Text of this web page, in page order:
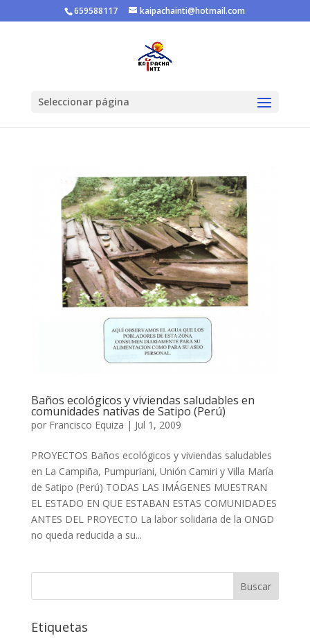
659588117 kaipachainti@hotmail.com
Seleccionar página
Baños ecológicos y viviendas saludables en
comunidades nativas de Satipo (Perú)
por Francisco Equiza | Jul 1, 2009
PROYECTOS Baños ecológicos y viviendas saludables
en La Campiña, Pumpuriani, Unión Camiri y Villa María
de Satipo (Perú) TODAS LAS IMÁGENES MUESTRAN
EL ESTADO EN QUE ESTABAN ESTAS COMUNIDADES
ANTES DEL PROYECTO La labor solidaria de la ONGD
no queda reducida a su...
Buscar
Etiquetas